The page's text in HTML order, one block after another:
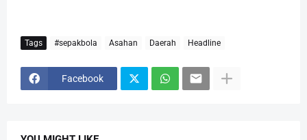
Tags #sepakbola Asahan Daerah Headline
Facebook